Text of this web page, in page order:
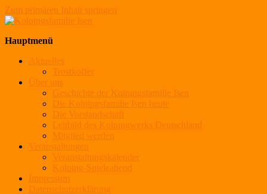
Zum primären Inhalt springen
Hauptmenü
Aktuelles
Trostkoffer
Über uns
Geschichte der Kolpingsfamilie Isen
Die Kolpingsfamilie Isen heute
Die Vorstandschaft
Leitbild des Kolpingwerks Deutschland
Mitglied werden
Veranstaltungen
Veranstaltungskalender
Kolping-Spieleabend
Impressum
Datenschutzerklärung